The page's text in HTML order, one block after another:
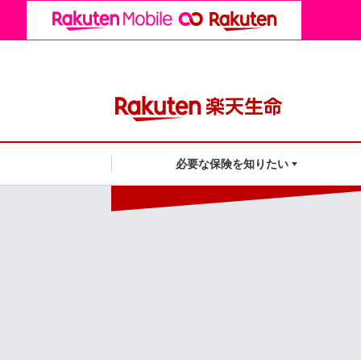
必要な保険を知りたい